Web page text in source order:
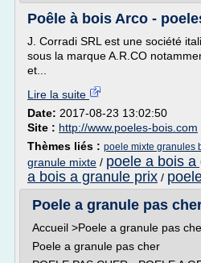
Poêle à bois Arco -
J. Corradi SRL est une société
sous la marque A.R.CO
et...
Lire la suite
Date: 2017-08-23 13:02:50
Site : http://www.poeles-bois.com
Thèmes liés : poele mixte granules
granule mixte / poele a bois
a bois a granule prix /
Poele a granule pas
Accueil >Poele a granule pas
Poele a granule pas cher